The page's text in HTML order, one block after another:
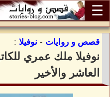
☰
قصص و روايات - نوفيلا :
نوفيلا ملك عمري
العاشر والأخير